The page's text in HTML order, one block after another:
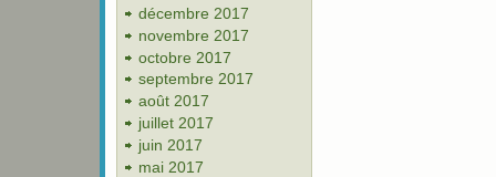
décembre 2017
novembre 2017
octobre 2017
septembre 2017
août 2017
juillet 2017
juin 2017
mai 2017